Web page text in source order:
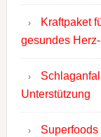
Kraftpaket
gesundes
Unterstützung
Superfoods